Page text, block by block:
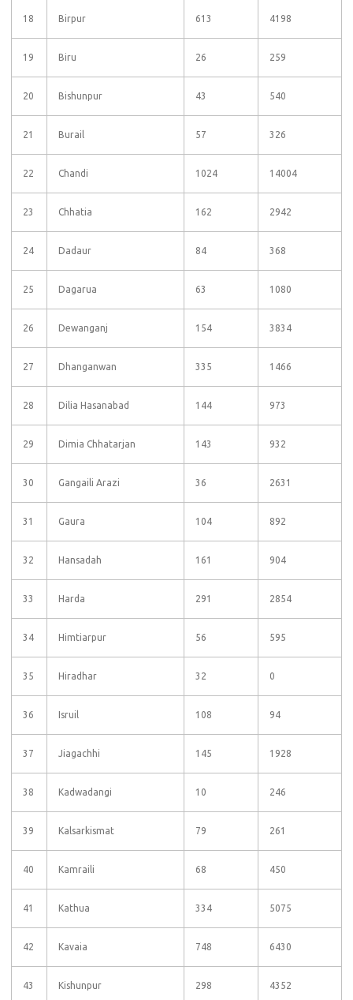
18 Birpur 613 4198
19 Biru 26 259
20 Bishunpur 43 540
21 Burail 57 326
22 Chandi 1024 14004
23 Chhatia 162 2942
24 Dadaur 84 368
25 Dagarua 63 1080
26 Dewanganj 154 3834
27 Dhanganwan 335 1466
28 Dilia Hasanabad 144 973
29 Dimia Chhatarjan 143 932
30 Gangaili Arazi 36 2631
31 Gaura 104 892
32 Hansadah 161 904
33 Harda 291 2854
34 Himtiarpur 56 595
35 Hiradhar 32 0
36 Isruil 108 94
37 Jiagachhi 145 1928
38 Kadwadangi 10 246
39 Kalsarkismat 79 261
40 Kamraili 68 450
41 Kathua 334 5075
42 Kavaia 748 6430
43 Kishunpur 298 4352